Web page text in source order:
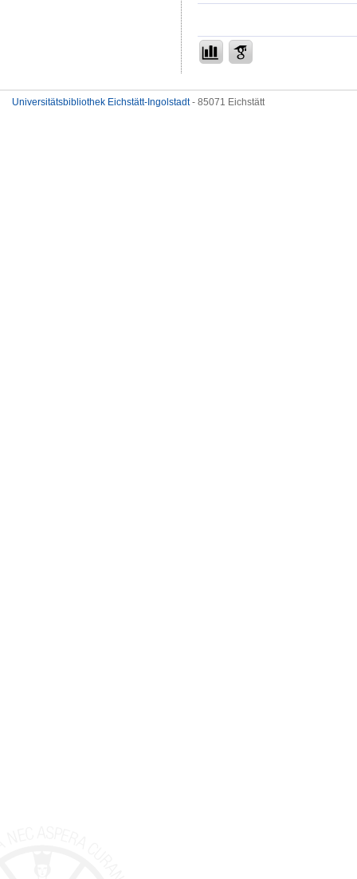
Universitätsbibliothek Eichstätt-Ingolstadt- 85071 Eichstätt